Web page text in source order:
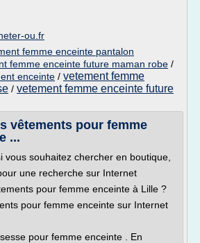
ou.fr
femme enceinte pantalon
femme enceinte future maman robe /
enceinte / vetement femme
/ vetement femme enceinte future
vêtements pour femme
...
vous souhaitez chercher en boutique,
une recherche sur Internet
pour femme enceinte à Lille ?
pour femme enceinte sur Internet
pour femme enceinte . En